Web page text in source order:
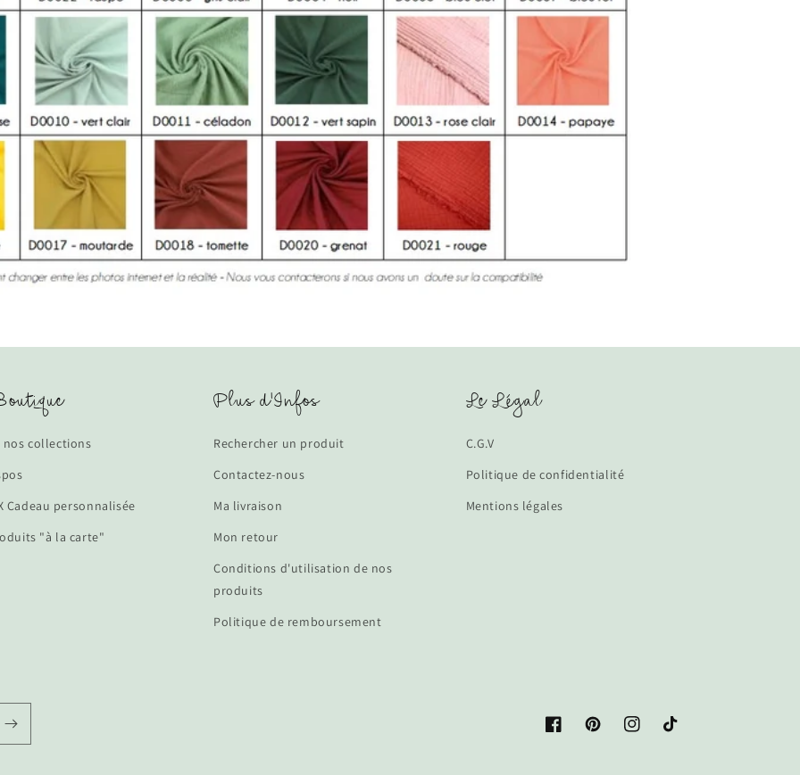
nos collections
Cadeau personnalisée
"à la carte"
Plus d'Infos
Rechercher un produit
Contactez-nous
Ma livraison
Mon retour
Conditions d'utilisation de nos
produits
Politique de remboursement
Le Légal
C.G.V
Politique de confidentialité
Mentions légales
FacebookPinterestInstagramTikTok